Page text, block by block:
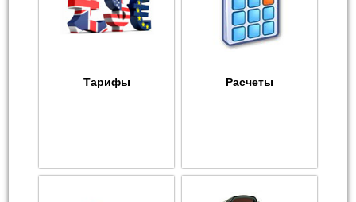
Тарифы Расчеты